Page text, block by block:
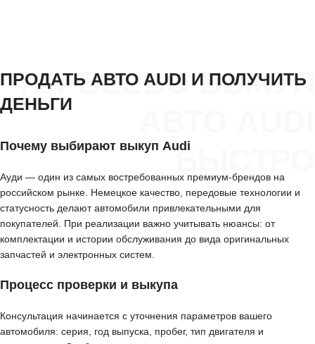
ТОРБЕЕВО ВЫКУП
БЫСТРО
ПРОДАТЬ АВТО AUDI И ПОЛУЧИТЬ
ДЕНЬГИ
Почему выбирают выкуп Audi
Ауди — один из самых востребованных премиум-брендов на
российском рынке. Немецкое качество, передовые технологии и
статусность делают автомобили привлекательными для
покупателей. При реализации важно учитывать нюансы: от
комплектации и истории обслуживания до вида оригинальных
запчастей и электронных систем.
Процесс проверки и выкупа
Консультация начинается с уточнения параметров вашего
автомобиля: серия, год выпуска, пробег, тип двигателя и